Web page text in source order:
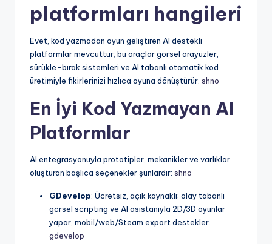
platformları hangileri
Evet, kod yazmadan oyun geliştiren AI destekli
platformlar mevcuttur; bu araçlar görsel arayüzler,
sürükle-bırak sistemleri ve AI tabanlı otomatik kod
üretimiyle fikirlerinizi hızlıca oyuna dönüştürür. shno
En İyi Kod Yazmayan AI
Platformlar
AI entegrasyonuyla prototipler, mekanikler ve varlıklar
oluşturan başlıca seçenekler şunlardır: shno
GDevelop: Ücretsiz, açık kaynaklı; olay tabanlı
görsel scripting ve AI asistanıyla 2D/3D oyunlar
yapar, mobil/web/Steam export destekler.
gdevelop